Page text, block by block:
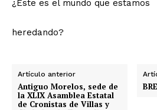
¿Este es el mundo que estamos
heredando?
Artículo anterior
Antiguo Morelos, sede de
la XLIX Asamblea Estatal
de Cronistas de Villas y